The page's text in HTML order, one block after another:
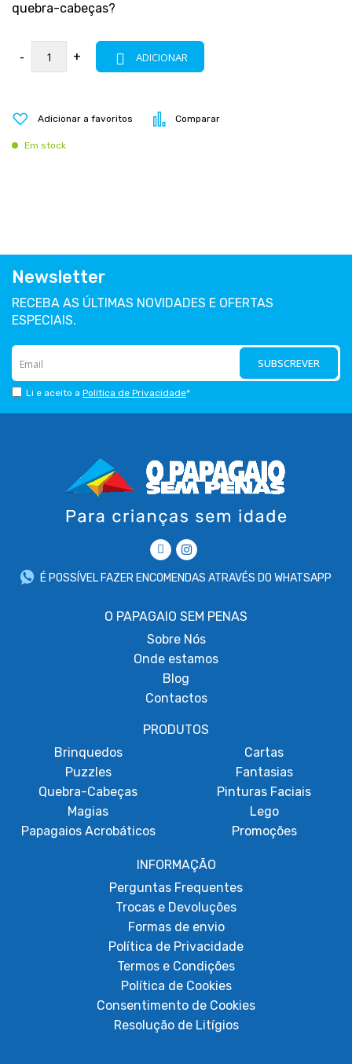
quebra-cabeças?
- + ADICIONAR
Adicionar a favoritos Comparar
Em stock
Newsletter
RECEBA AS ÚLTIMAS NOVIDADES E OFERTAS
ESPECIAIS.
SUBSCREVER
Li e aceito a Política de Privacidade*
É POSSÍVEL FAZER ENCOMENDAS ATRAVÉS DO WHATSAPP
O PAPAGAIO SEM PENAS
Sobre Nós
Onde estamos
Blog
Contactos
PRODUTOS
Brinquedos
Puzzles
Quebra-Cabeças
Magias
Papagaios Acrobáticos
Cartas
Fantasias
Pinturas Faciais
Lego
Promoções
INFORMAÇÃO
Perguntas Frequentes
Trocas e Devoluções
Formas de envio
Política de Privacidade
Termos e Condições
Política de Cookies
Consentimento de Cookies
Resolução de Litígios